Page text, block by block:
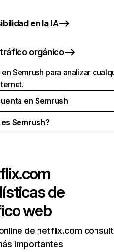
en la IA
orgánico
Semrush para analizar
en Semrush
Semrush?
de
web
de netflix.com
importantes